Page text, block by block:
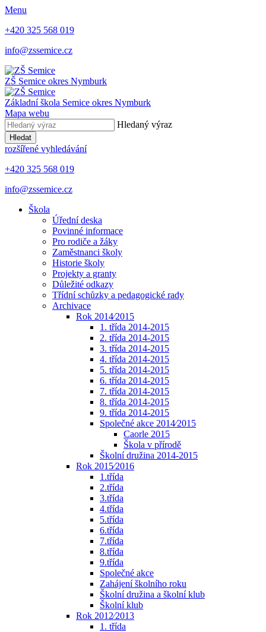
Menu
+420 325 568 019
info@zssemice.cz
ZŠ Semice okres Nymburk
Základní škola Semice okres Nymburk
Mapa webu
Hledaný výraz
Hledat
rozšířené vyhledávání
+420 325 568 019
info@zssemice.cz
Škola
Úřední deska
Povinné informace
Pro rodiče a žáky
Zaměstnanci školy
Historie školy
Projekty a granty
Důležité odkazy
Třídní schůzky a pedagogické rady
Archivace
Rok 2014⁄2015
1. třída 2014-2015
2. třída 2014-2015
3. třída 2014-2015
4. třída 2014-2015
5. třída 2014-2015
6. třída 2014-2015
7. třída 2014-2015
8. třída 2014-2015
9. třída 2014-2015
Společné akce 2014⁄2015
Caorle 2015
Škola v přírodě
Školní družina 2014-2015
Rok 2015⁄2016
1.třída
2.třída
3.třída
4.třída
5.třída
6.třída
7.třída
8.třída
9.třída
Společné akce
Zahájení školního roku
Školní družina a školní klub
Školní klub
Rok 2012⁄2013
1. třída